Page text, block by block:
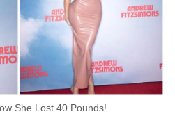
She Lost 40 Pounds!